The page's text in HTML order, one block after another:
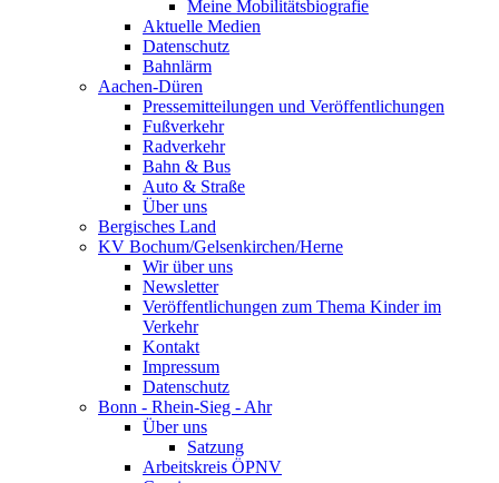
Meine Mobilitätsbiografie
Aktuelle Medien
Datenschutz
Bahnlärm
Aachen-Düren
Pressemitteilungen und Veröffentlichungen
Fußverkehr
Radverkehr
Bahn & Bus
Auto & Straße
Über uns
Bergisches Land
KV Bochum/Gelsenkirchen/Herne
Wir über uns
Newsletter
Veröffentlichungen zum Thema Kinder im
Verkehr
Kontakt
Impressum
Datenschutz
Bonn - Rhein-Sieg - Ahr
Über uns
Satzung
Arbeitskreis ÖPNV